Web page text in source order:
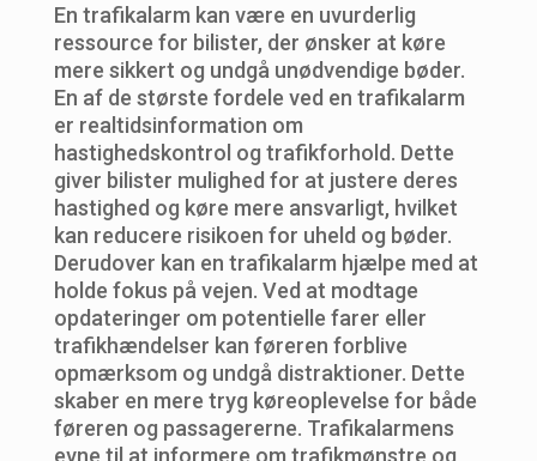
En trafikalarm kan være en uvurderlig
ressource for bilister, der ønsker at køre
mere sikkert og undgå unødvendige bøder.
En af de største fordele ved en trafikalarm
er realtidsinformation om
hastighedskontrol og trafikforhold. Dette
giver bilister mulighed for at justere deres
hastighed og køre mere ansvarligt, hvilket
kan reducere risikoen for uheld og bøder.
Derudover kan en trafikalarm hjælpe med at
holde fokus på vejen. Ved at modtage
opdateringer om potentielle farer eller
trafikhændelser kan føreren forblive
opmærksom og undgå distraktioner. Dette
skaber en mere tryg køreoplevelse for både
føreren og passagererne. Trafikalarmens
evne til at informere om trafikmønstre og